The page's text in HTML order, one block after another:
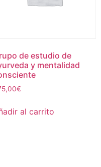
de estudio de
y mentalidad
€
al carrito